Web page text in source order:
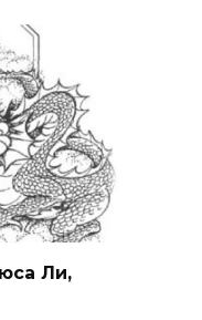
Ли,